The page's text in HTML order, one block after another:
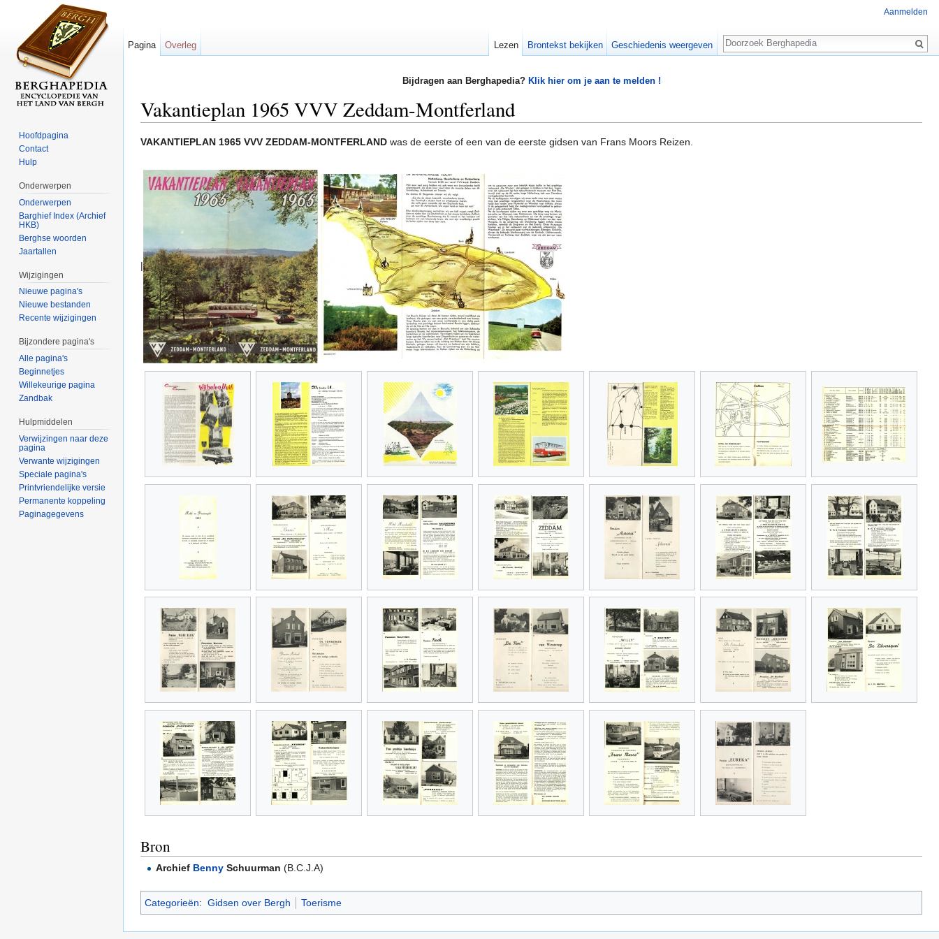
Bijdragen aan Berghapedia? Klik hier om je aan te melden !
Vakantieplan 1965 VVV Zeddam-Montferland
VAKANTIEPLAN 1965 VVV ZEDDAM-MONTFERLAND was de eerste of een van de eerste gidsen van Frans Moors Reizen.
|
Bron
Archief Benny Schuurman (B.C.J.A)
Categorieën: Gidsen over Bergh Toerisme
Aanmelden
Pagina Overleg Lezen Brontekst bekijken Geschiedenis weergeven
Zoeken
Hoofdpagina
Contact
Hulp
Onderwerpen
Onderwerpen
Barghief Index (Archief
HKB)
Berghse woorden
Jaartallen
Wijzigingen
Nieuwe pagina's
Nieuwe bestanden
Recente wijzigingen
Bijzondere pagina's
Alle pagina's
Beginnetjes
Willekeurige pagina
Zandbak
Hulpmiddelen
Verwijzingen naar deze
pagina
Verwante wijzigingen
Speciale pagina's
Printvriendelijke versie
Permanente koppeling
Paginagegevens